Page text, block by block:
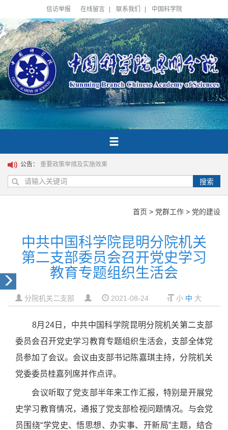
信访举报 在线留言 联系我们 中国科学院
公告： 重要政策举措及实施效果
搜索
首页 > 党群工作 > 党的建设
中共中国科学院昆明分院机关
第二支部委员会召开党史学习
教育专题组织生活会
分院机关二支部 2021-08-24 小 中 大
8月 24日，中共中国科学院昆明分院机关第二支部
委员会召开党史学习教育专题组织生活会，支部全体党
员参加了会议。会议由支部书记陈嘉琪主持，分院机关
党委委员桂嘉列席并作点评。
会议听取了党支部半年来工作汇报，特别是开展党
史学习教育情况，通报了党支部检视问题情况。与会党
员围绕“学党史、悟思想、办实事、开新局”主题，结合